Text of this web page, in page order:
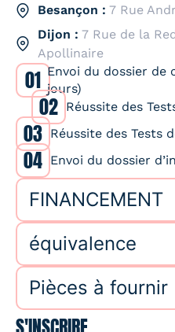
Besançon : 7 Rue
Dijon : 7 Rue de la
Apollinaire
01 Envoi du dossier de
jours)
02 Réussite des
03 Réussite des Tests
04 Envoi du dossier
FINANCEMENT
équivalence
Pièces à fournir